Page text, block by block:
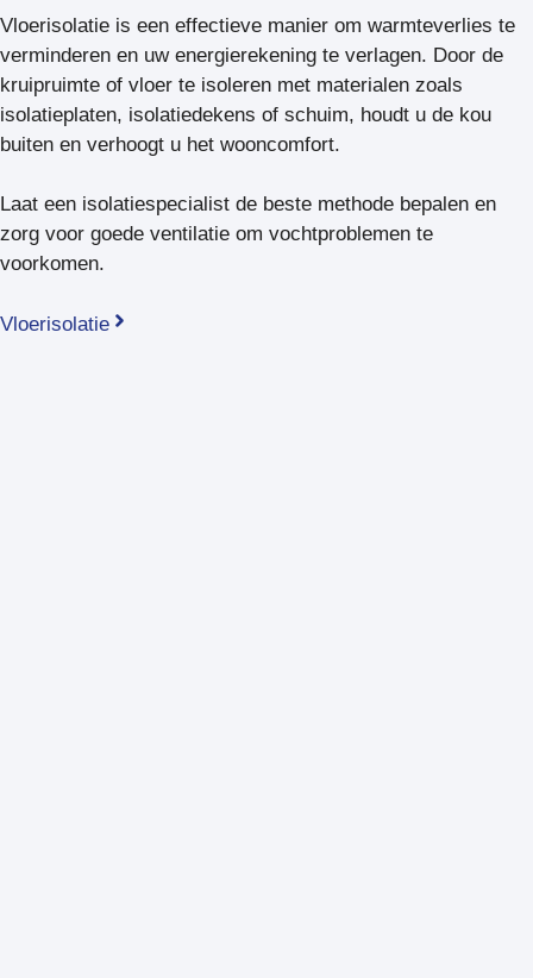
Vloerisolatie is een effectieve manier om warmteverlies te
verminderen en uw energierekening te verlagen. Door de
kruipruimte of vloer te isoleren met materialen zoals
isolatieplaten, isolatiedekens of schuim, houdt u de kou
buiten en verhoogt u het wooncomfort.
Laat een isolatiespecialist de beste methode bepalen en
zorg voor goede ventilatie om vochtproblemen te
voorkomen.
Vloerisolatie